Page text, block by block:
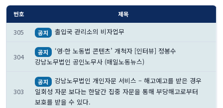
번호 제목
305 공지 출입국 관리소의 비자업무
304
공지
‘영-한 노동법 콘텐츠’ 개척자 [인터뷰] 정봉수
강남노무법인 공인노무사 (매일노동뉴스)
303
공지
강남노무법인 개인자문 서비스 – 해고예고를 받은 경우
일회성 자문 보다는 한달간 집중 자문을 통해 부당해고로부터
보호를 받을 수 있다.